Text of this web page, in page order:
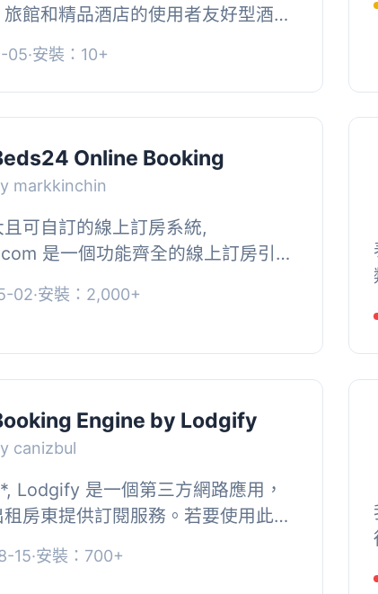
館和精品酒店的使用者友好型酒店
透過全面的功能套件，讓...
05·安裝：10+
Online Booking
markkinchin
可自訂的線上訂房系統,
是一個功能齊全的線上訂房引
的線上訂房系統和渠道管理器
02·安裝：2,000+
Engine by Lodgify
canizbul
Lodgify 是一個第三方網路應用，
房東提供訂閱服務。若要使用此外
www.lodgify....
15·安裝：700+